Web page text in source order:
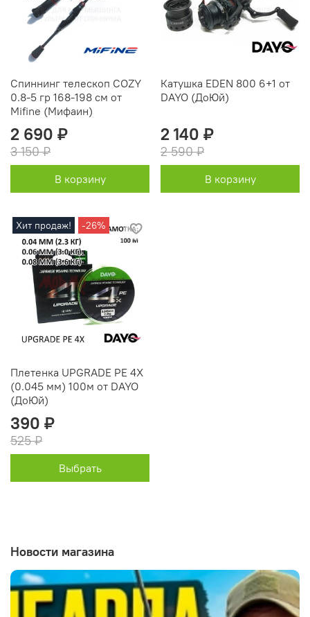
Спиннинг телескоп COZY
0.8-5 гр 168-198 см от
Mifine (Мифаин)
2 690 ₽
3 150 ₽
В корзину
Катушка EDEN 800 6+1 от
DAYO (ДоЮй)
2 140 ₽
2 590 ₽
В корзину
Хит продаж! -26%
Плетенка UPGRADE PE 4X
(0.045 мм) 100м от DAYO
(ДоЮй)
390 ₽
525 ₽
Выбрать
Новости магазина